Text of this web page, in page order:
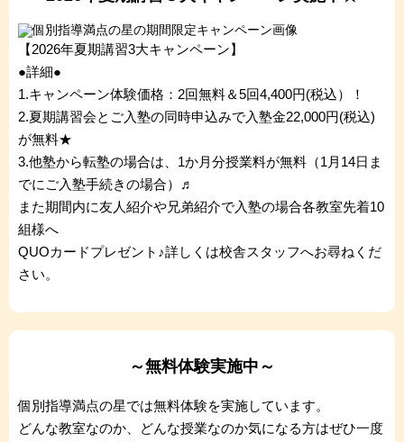
【2026年夏期講習3大キャンペーン】
●詳細●
1.キャンペーン体験価格：2回無料＆5回4,400円(税込）！
2.夏期講習会とご入塾の同時申込みで入塾金22,000円(税込)
が無料★
3.他塾から転塾の場合は、1か月分授業料が無料（1月14日ま
でにご入塾手続きの場合）♬
また期間内に友人紹介や兄弟紹介で入塾の場合各教室先着10
組様へ
QUOカードプレゼント♪詳しくは校舎スタッフへお尋ねくだ
さい。
～無料体験実施中～
個別指導満点の星では無料体験を実施しています。
どんな教室なのか、どんな授業なのか気になる方はぜひ一度